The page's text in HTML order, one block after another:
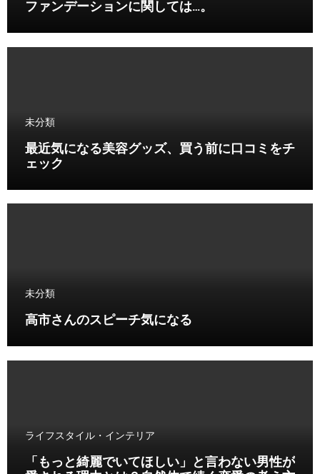
ファンデーションに関しては…。
未分類
最近気になる美容グッズ、買う前に口コミをチ
ェック
未分類
高市さんのスピーチ気になる
ライフスタイル・インテリア
「もっと綺麗でいてほしい」と言わない男性が